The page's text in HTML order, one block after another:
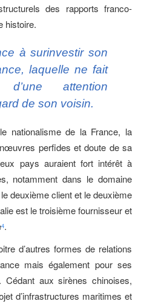
des rapports franco-
histoire.
à surinvestir son
laquelle ne fait
attention
de son voisin.
nationalisme de la France, la
perfides et doute de sa
pays auraient fort intérêt à
notamment dans le domaine
deuxième client et le deuxième
est le troisième fournisseur et
4.
d’autres formes de relations
mais également pour ses
Cédant aux sirènes chinoises,
d’infrastructures maritimes et